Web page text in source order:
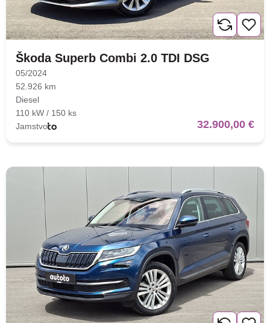
Škoda Superb Combi 2.0 TDI DSG
05/2024
52.926 km
Diesel
110 kW / 150 ks
Jamstvo
32.900,00 €